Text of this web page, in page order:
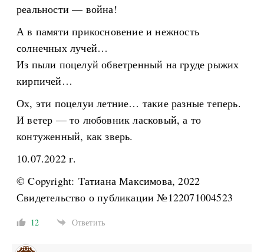
реальности — война!
А в памяти прикосновение и нежность
солнечных лучей…
Из пыли поцелуй обветренный на груде рыжих
кирпичей…
Ох, эти поцелуи летние… такие разные теперь.
И ветер — то любовник ласковый, а то
контуженный, как зверь.
10.07.2022 г.
© Copyright: Татиана Максимова, 2022
Свидетельство о публикации №122071004523
12 Ответить